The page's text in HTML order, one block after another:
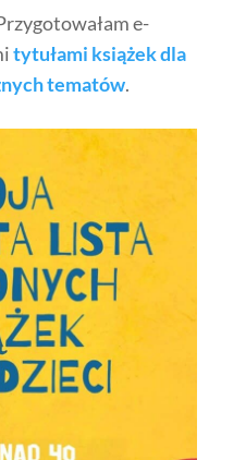
e-
tytułami książek dla
tematów.